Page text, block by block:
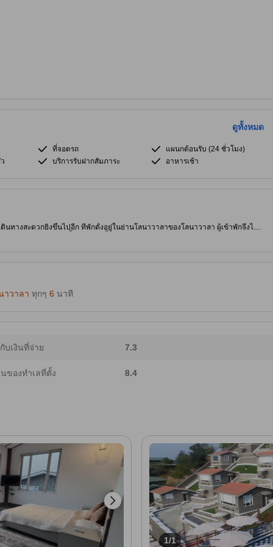
ดูทั้งหมด
ที่จอดรถ
แผนกต้อนรับ (24 ชั่วโมง)
บริการรับฝากสัมภาระ อาหารเช้า
นทางสะดวกยิ่งขึ้นไปอีก ที่พักตั้งอยู่ในย่านโลนาวาลาของโลนาวาลา ผู้เข้าพักจึงได้
าวาลา ทุกๆ 6 นาที
บเงินที่จ่าย 7.3
ของทำเลที่ตั้ง 8.4
1/1